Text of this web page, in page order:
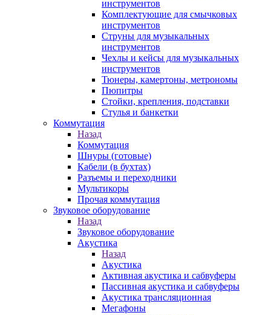
инструментов
Комплектующие для смычковых
инструментов
Струны для музыкальных
инструментов
Чехлы и кейсы для музыкальных
инструментов
Тюнеры, камертоны, метрономы
Пюпитры
Стойки, крепления, подставки
Стулья и банкетки
Коммутация
Назад
Коммутация
Шнуры (готовые)
Кабели (в бухтах)
Разъемы и переходники
Мультикоры
Прочая коммутация
Звуковое оборудование
Назад
Звуковое оборудование
Акустика
Назад
Акустика
Активная акустика и сабвуферы
Пассивная акустика и сабвуферы
Акустика трансляционная
Мегафоны